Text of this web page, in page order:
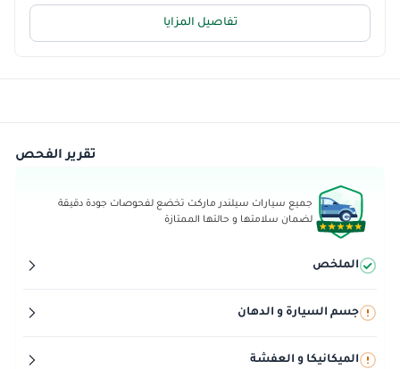
تفاصيل المزايا
تقرير الفحص
جميع سيارات سيلندر ماركت تخضع لفحوصات جودة دقيقة
لضمان سلامتها و حالتها الممتازة
الملخص
جسم السيارة و الدهان
الميكانيكا و العفشة